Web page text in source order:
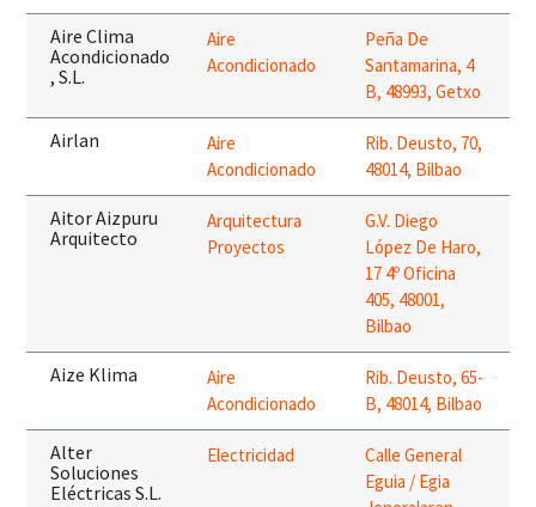
Aire Clima
Acondicionado
, S.L.
Aire
Acondicionado
Peña De
Santamarina, 4
B, 48993, Getxo
Airlan
Aire
Acondicionado
Rib. Deusto, 70,
48014, Bilbao
Aitor Aizpuru
Arquitecto
Arquitectura
Proyectos
G.V. Diego
López De Haro,
17 4º Oficina
405, 48001,
Bilbao
Aize Klima
Aire
Acondicionado
Rib. Deusto, 65-
B, 48014, Bilbao
Alter
Soluciones
Eléctricas S.L.
Electricidad
Calle General
Eguia / Egia